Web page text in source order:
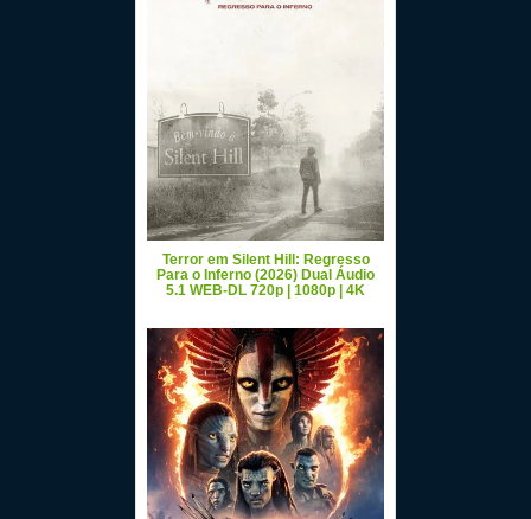
Terror em Silent Hill: Regresso
Para o Inferno (2026) Dual Áudio
5.1 WEB-DL 720p | 1080p | 4K